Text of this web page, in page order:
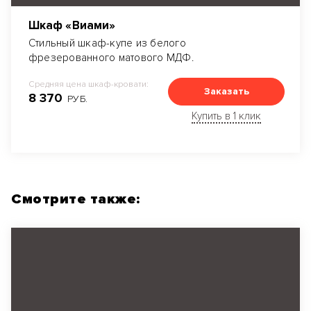
Шкаф «Виами»
Стильный шкаф-купе из белого
фрезерованного матового МДФ.
Средняя цена шкаф-кровати:
8 370 РУБ.
Заказать
Купить в 1 клик
Смотрите также: